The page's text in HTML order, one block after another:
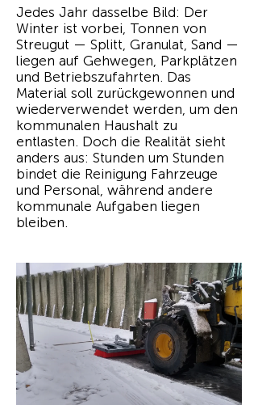
Jedes Jahr dasselbe Bild: Der
Winter ist vorbei, Tonnen von
Streugut — Splitt, Granulat, Sand —
liegen auf Gehwegen, Parkplätzen
und Betriebszufahrten. Das
Material soll zurückgewonnen und
wiederverwendet werden, um den
kommunalen Haushalt zu
entlasten. Doch die Realität sieht
anders aus: Stunden um Stunden
bindet die Reinigung Fahrzeuge
und Personal, während andere
kommunale Aufgaben liegen
bleiben.